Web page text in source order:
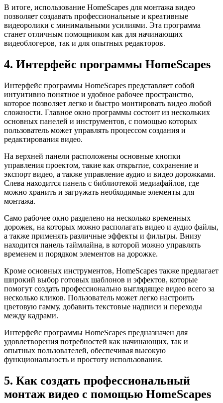
В итоге, использование HomeScapes для монтажа видео
позволяет создавать профессиональные и креативные
видеоролики с минимальными усилиями. Эта программа
станет отличным помощником как для начинающих
видеоблогеров, так и для опытных редакторов.
4. Интерфейс программы HomeScapes
Интерфейс программы HomeScapes представляет собой
интуитивно понятное и удобное рабочее пространство,
которое позволяет легко и быстро монтировать видео любой
сложности. Главное окно программы состоит из нескольких
основных панелей и инструментов, с помощью которых
пользователь может управлять процессом создания и
редактирования видео.
На верхней панели расположены основные кнопки
управления проектом, такие как открытие, сохранение и
экспорт видео, а также управление аудио и видео дорожками.
Слева находится панель с библиотекой медиафайлов, где
можно хранить и загружать необходимые элементы для
монтажа.
Само рабочее окно разделено на несколько временных
дорожек, на которых можно располагать видео и аудио файлы,
а также применять различные эффекты и фильтры. Внизу
находится панель таймлайна, в которой можно управлять
временем и порядком элементов на дорожке.
Кроме основных инструментов, HomeScapes также предлагает
широкий выбор готовых шаблонов и эффектов, которые
помогут создать профессионально выглядящее видео всего за
несколько кликов. Пользователь может легко настроить
цветовую гамму, добавить текстовые надписи и переходы
между кадрами.
Интерфейс программы HomeScapes предназначен для
удовлетворения потребностей как начинающих, так и
опытных пользователей, обеспечивая высокую
функциональность и простоту использования.
5. Как создать профессиональный
монтаж видео с помощью HomeScapes